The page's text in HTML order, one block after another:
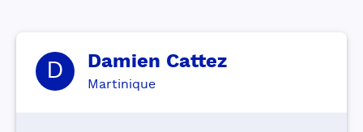
D Damien Cattez
Martinique